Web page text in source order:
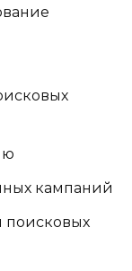
кампаний
поисковых